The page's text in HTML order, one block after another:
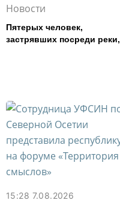
Новости
Пятерых человек,
застрявших посреди реки,
15:28 7.08.2026